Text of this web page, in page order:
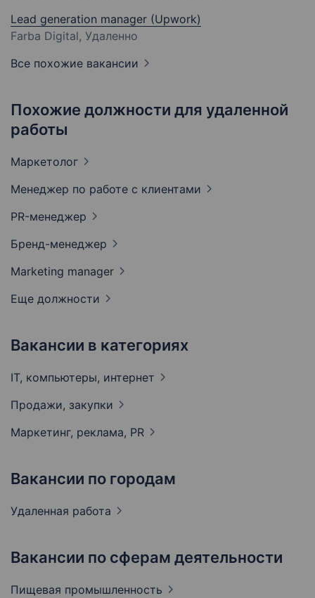
Lead generation manager (Upwork)
Farba Digital, Удаленно
Все похожие вакансии
Похожие должности для удаленной
работы
Маркетолог
Менеджер по работе с клиентами
PR-менеджер
Бренд-менеджер
Marketing manager
Еще должности
Вакансии в категориях
IT, компьютеры, интернет
Продажи, закупки
Маркетинг, реклама, PR
Вакансии по городам
Удаленная работа
Вакансии по сферам деятельности
Пищевая промышленность